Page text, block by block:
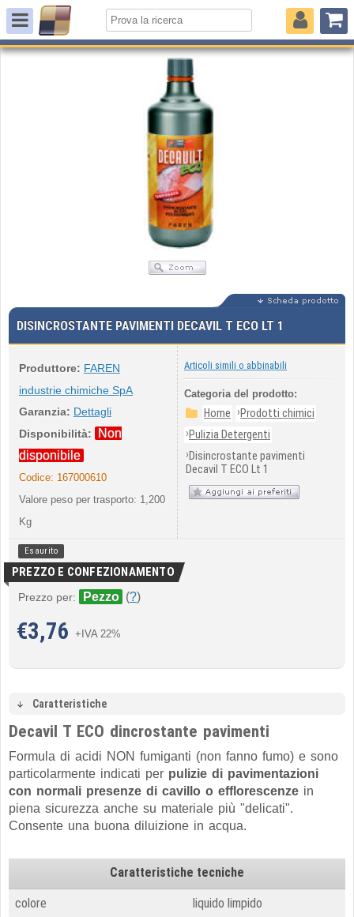
DISINCROSTANTE PAVIMENTI DECAVIL T ECO LT 1
Produttore: FAREN
industrie chimiche SpA
Garanzia: Dettagli
Disponibilità:
Non
disponibile
Codice: 167000610
Valore peso per trasporto: 1,200
Kg
Articoli simili o abbinabili
Categoria del prodotto:
Home ›Prodotti chimici
›Pulizia Detergenti
›Disincrostante pavimenti
Decavil T ECO Lt 1
Esaurito
PREZZO E CONFEZIONAMENTO
Prezzo per: Pezzo (?)
€3,76 +IVA 22%
Caratteristiche
Decavil T ECO dincrostante pavimenti
Formula di acidi NON fumiganti (non fanno fumo) e sono
particolarmente indicati per pulizie di pavimentazioni
con normali presenze di cavillo o efflorescenze in
piena sicurezza anche su materiale più "delicati".
Consente una buona diluizione in acqua.
Caratteristiche tecniche
colore
liquido limpido